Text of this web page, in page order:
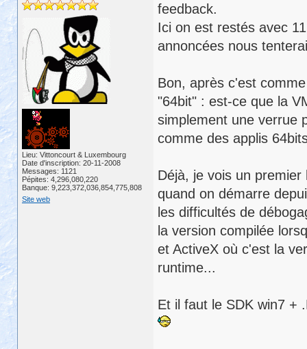
Lieu: Vittoncourt & Luxembourg
Date d'inscription: 20-11-2008
Messages: 1121
Pépites: 4,296,080,220
Banque: 9,223,372,036,854,775,808
Site web
feedback.
Ici on est restés avec
annoncées nous
Bon, après c'est
"64bit" : est-ce que la
simplement une verrue
comme des applis
Déjà, je vois un
quand on démarre
les difficultés de
la version compilée
et ActiveX où c'est la
runtime...
Et il faut le SDK win7 +